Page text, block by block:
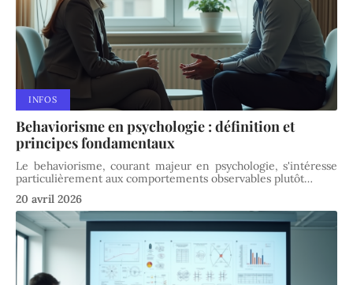
INFOS
Behaviorisme en psychologie : définition et
principes fondamentaux
Le behaviorisme, courant majeur en psychologie, s'intéresse
particulièrement aux comportements observables plutôt…
20 avril 2026